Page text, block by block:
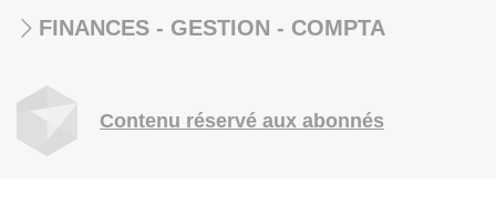
FINANCES - GESTION - COMPTA
Contenu réservé aux abonnés